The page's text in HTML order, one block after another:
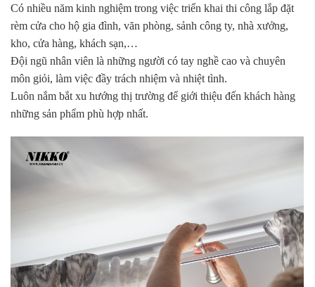
Có nhiều năm kinh nghiệm trong việc triển khai thi công lắp đặt
rèm cửa cho hộ gia đình, văn phòng, sảnh công ty, nhà xưởng,
kho, cửa hàng, khách sạn,…
Đội ngũ nhân viên là những người có tay nghề cao và chuyên
môn giỏi, làm việc đầy trách nhiệm và nhiệt tình.
Luôn nắm bắt xu hướng thị trường để giới thiệu đến khách hàng
những sản phẩm phù hợp nhất.